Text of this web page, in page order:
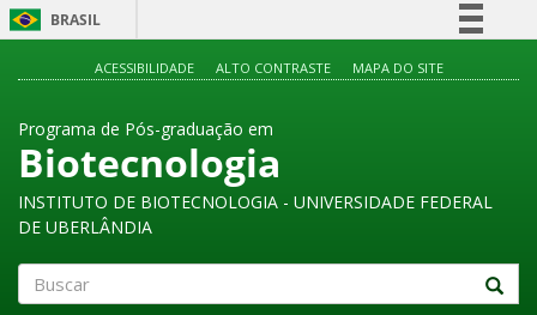
BRASIL
Legislação
ACESSIBILIDADE ALTO CONTRASTE MAPA DO SITE
Programa de Pós-graduação em
Biotecnologia
INSTITUTO DE BIOTECNOLOGIA - UNIVERSIDADE FEDERAL
DE UBERLÂNDIA